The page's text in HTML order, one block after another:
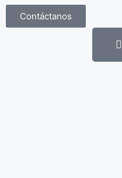
Contáctanos